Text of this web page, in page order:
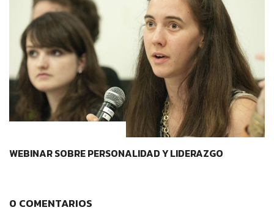
WEBINAR SOBRE PERSONALIDAD Y LIDERAZGO
0 COMENTARIOS